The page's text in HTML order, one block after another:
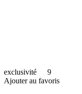
exclusivité
9
Ajouter au favoris